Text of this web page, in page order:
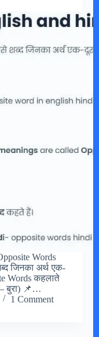
Words
जिनका अर्थ एक-
Words कहलाते
बुरा) 📌…
1 Comment